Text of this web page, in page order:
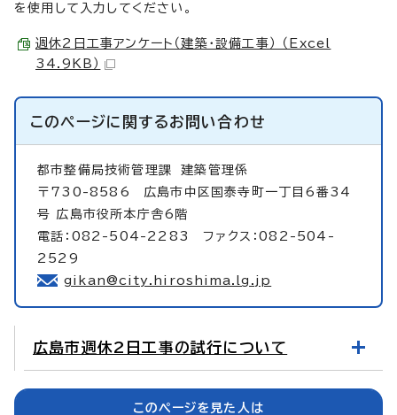
を使用して入力してください。
週休2日工事アンケート（建築・設備工事） （Excel
34.9KB）
このページに関するお問い合わせ
都市整備局技術管理課建築管理係
〒730-8586 広島市中区国泰寺町一丁目6番34
号 広島市役所本庁舎6階
電話：082-504-2283 ファクス：082-504-
2529
gikan@city.hiroshima.lg.jp
広島市週休2日工事の試行について
このページを見た人は